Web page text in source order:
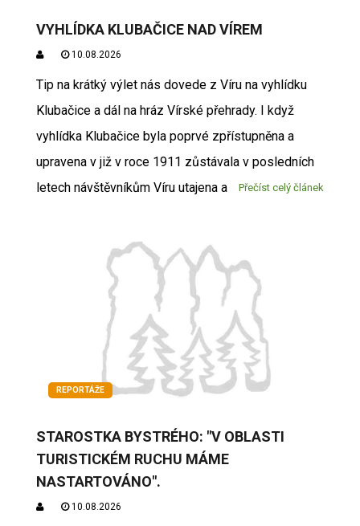
VYHLÍDKA KLUBAČICE NAD VÍREM
10.08.2026
Tip na krátký výlet nás dovede z Víru na vyhlídku
Klubačice a dál na hráz Vírské přehrady. I když
vyhlídka Klubačice byla poprvé zpřístupněna a
upravena v již v roce 1911 zůstávala v posledních
letech návštěvníkům Víru utajena a
Přečíst celý článek
REPORTÁŽE
STAROSTKA BYSTRÉHO: "V OBLASTI
TURISTICKÉM RUCHU MÁME
NASTARTOVÁNO".
10.08.2026